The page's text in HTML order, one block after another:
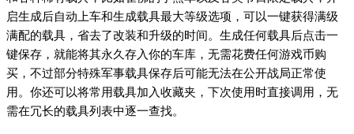
启生成后自动上车和生成载具最大等级选项，可以一键获得满级
满配的载具，省去了改装和升级的时间。生成任何载具后点击一
键保存，就能将其永久存入你的车库，无需花费任何游戏币购
买，不过部分特殊军事载具保存后可能无法在公开战局正常使
用。你还可以将常用载具加入收藏夹，下次使用时直接调用，无
需在冗长的载具列表中逐一查找。